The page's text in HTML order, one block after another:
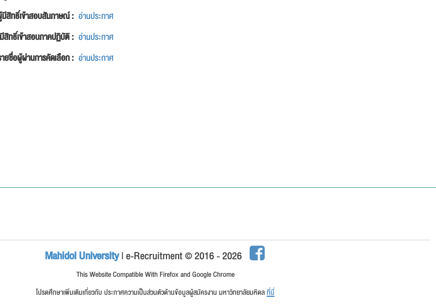
สิทธิ์เข้าสอบสัมภาษณ์ : อ่านประกาศ
สิทธิ์เข้าสอบภาคปฏิบัติ : อ่านประกาศ
ยชื่อผู้ผ่านการคัดเลือก : อ่านประกาศ
Mahidol University| e-Recruitment © 2016 - 2026
This Website Compatible With Firefox and Google Chrome
โปรดศึกษาเพิ่มเติมเกี่ยวกับ ประกาศความเป็นส่วนตัวด้านข้อมูลผู้สมัครงาน มหาวิทยาลัยมหิดลที่นี่